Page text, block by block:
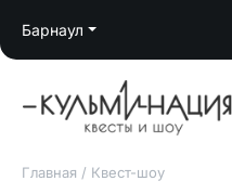
Барнаул
Главная / Квест-шоу